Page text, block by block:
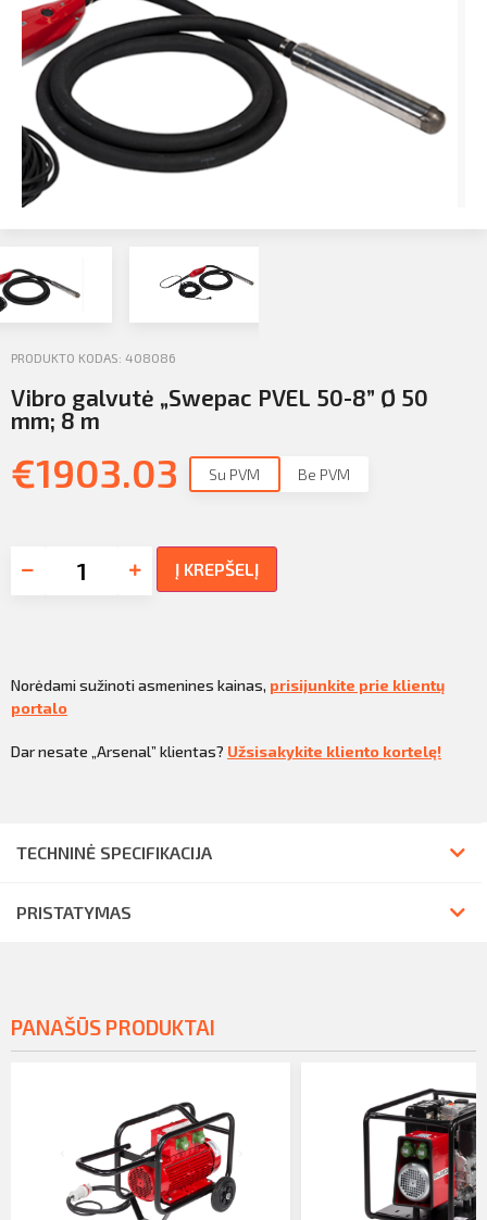
Kontaktai
Atsijungti
SIŲSTI
PRODUKTO KODAS: 408086
Vibro galvutė „Swepac PVEL 50-8” Ø 50
mm; 8 m
€1903.03 Su PVM Be PVM
Į KREPŠELĮ
Norėdami sužinoti asmenines kainas, prisijunkite prie klientų
portalo
Dar nesate „Arsenal” klientas? Užsisakykite kliento kortelę!
TECHNINĖ SPECIFIKACIJA
PRISTATYMAS
PANAŠŪS PRODUKTAI